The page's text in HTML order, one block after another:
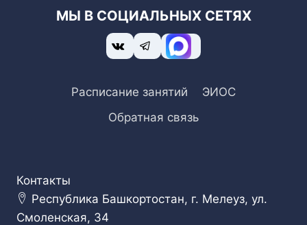
МЫ В СОЦИАЛЬНЫХ СЕТЯХ
Расписание занятий
ЭИОС
Обратная связь
Контакты
Республика Башкортостан, г. Мелеуз, ул.
Смоленская, 34